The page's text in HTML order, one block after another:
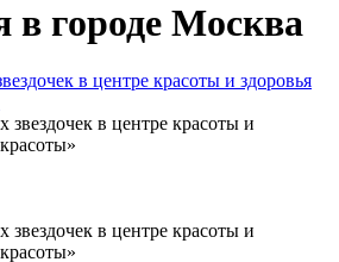
в городе Москва
в центре красоты и здоровья